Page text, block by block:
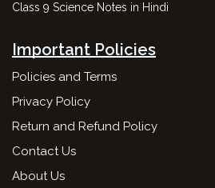
Class 9 Science Notes in Hindi
Important Policies
Policies and Terms
Privacy Policy
Return and Refund Policy
Contact Us
About Us